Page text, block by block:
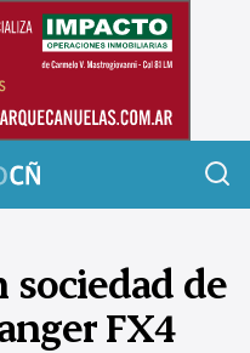
sociedad de
FX4